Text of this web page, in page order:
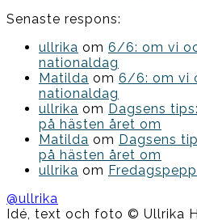
Senaste respons:
ullrika om 6/6: om vi
nationaldag
Matilda om 6/6: om vi
nationaldag
ullrika om Dagsens
på hästen året om
Matilda om Dagsens
på hästen året om
ullrika om
@ullrika
Idé, text och foto © Ullrika